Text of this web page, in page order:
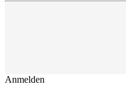
Anmelden